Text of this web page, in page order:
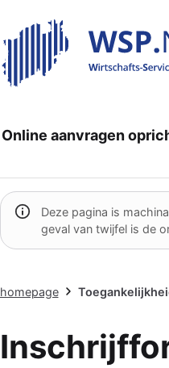
Online aanvragen
Deze pagina is
geval van twijfel is de
homepage